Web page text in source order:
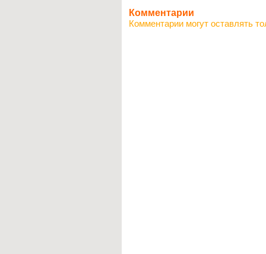
Комментарии
Комментарии могут оставлять